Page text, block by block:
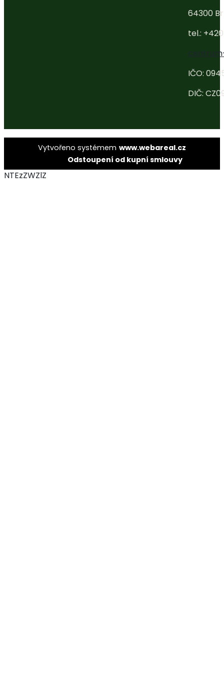
64300
tel.:
IČO:
DIČ:
Vytvořeno systémem www.webareal.cz
Odstoupení od kupní smlouvy
NTEzZWZlZ